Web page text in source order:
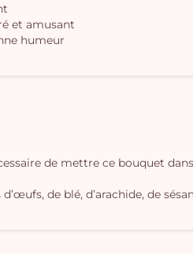
et amusant
humeur
de mettre ce bouquet
de blé, d’arachide, de